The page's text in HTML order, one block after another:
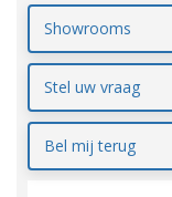
Showrooms
Stel uw vraag
Bel mij terug